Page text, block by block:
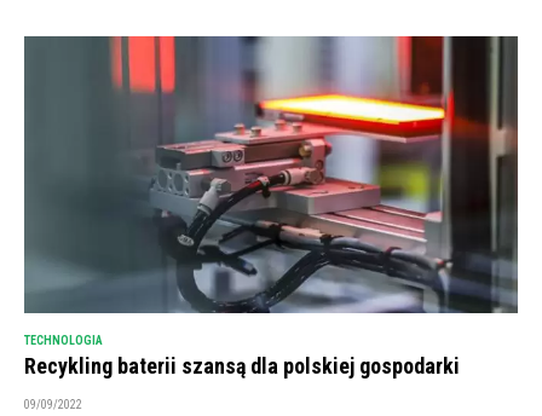
TECHNOLOGIA
Recykling baterii szansą dla polskiej gospodarki
09/09/2022